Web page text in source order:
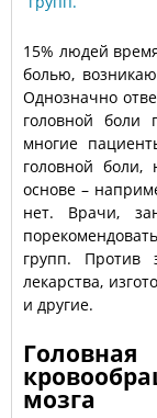
15% людей
болью,
Однозначно
головной боли
многие
головной
основе –
нет. Врачи,
групп. Против
лекарства,
и другие.
мозга